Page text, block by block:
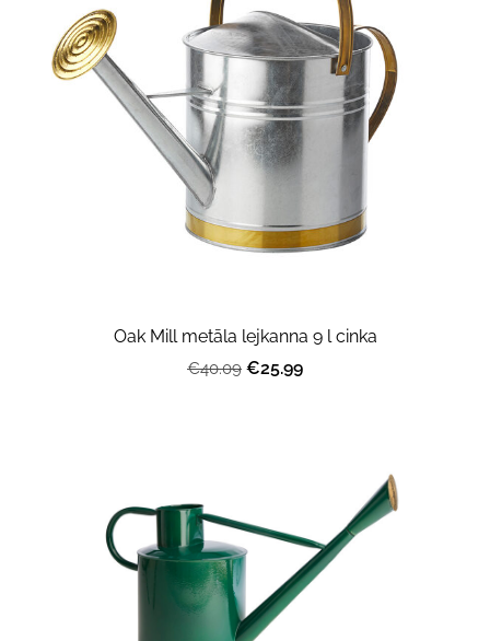
Oak Mill metāla lejkanna 9 l cinka
€40.09 €25.99